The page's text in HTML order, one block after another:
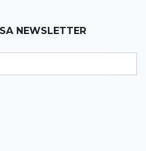
da urna, mas diz que
NEWSLETTER